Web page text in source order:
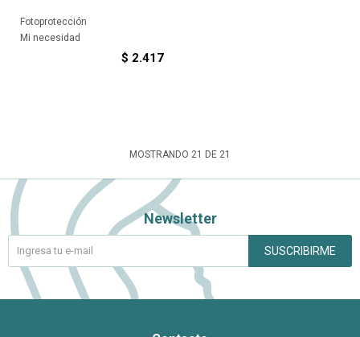
Fotoprotección
Mi necesidad
$ 2.417
MOSTRANDO 21 DE 21
Newsletter
SUSCRIBIRME